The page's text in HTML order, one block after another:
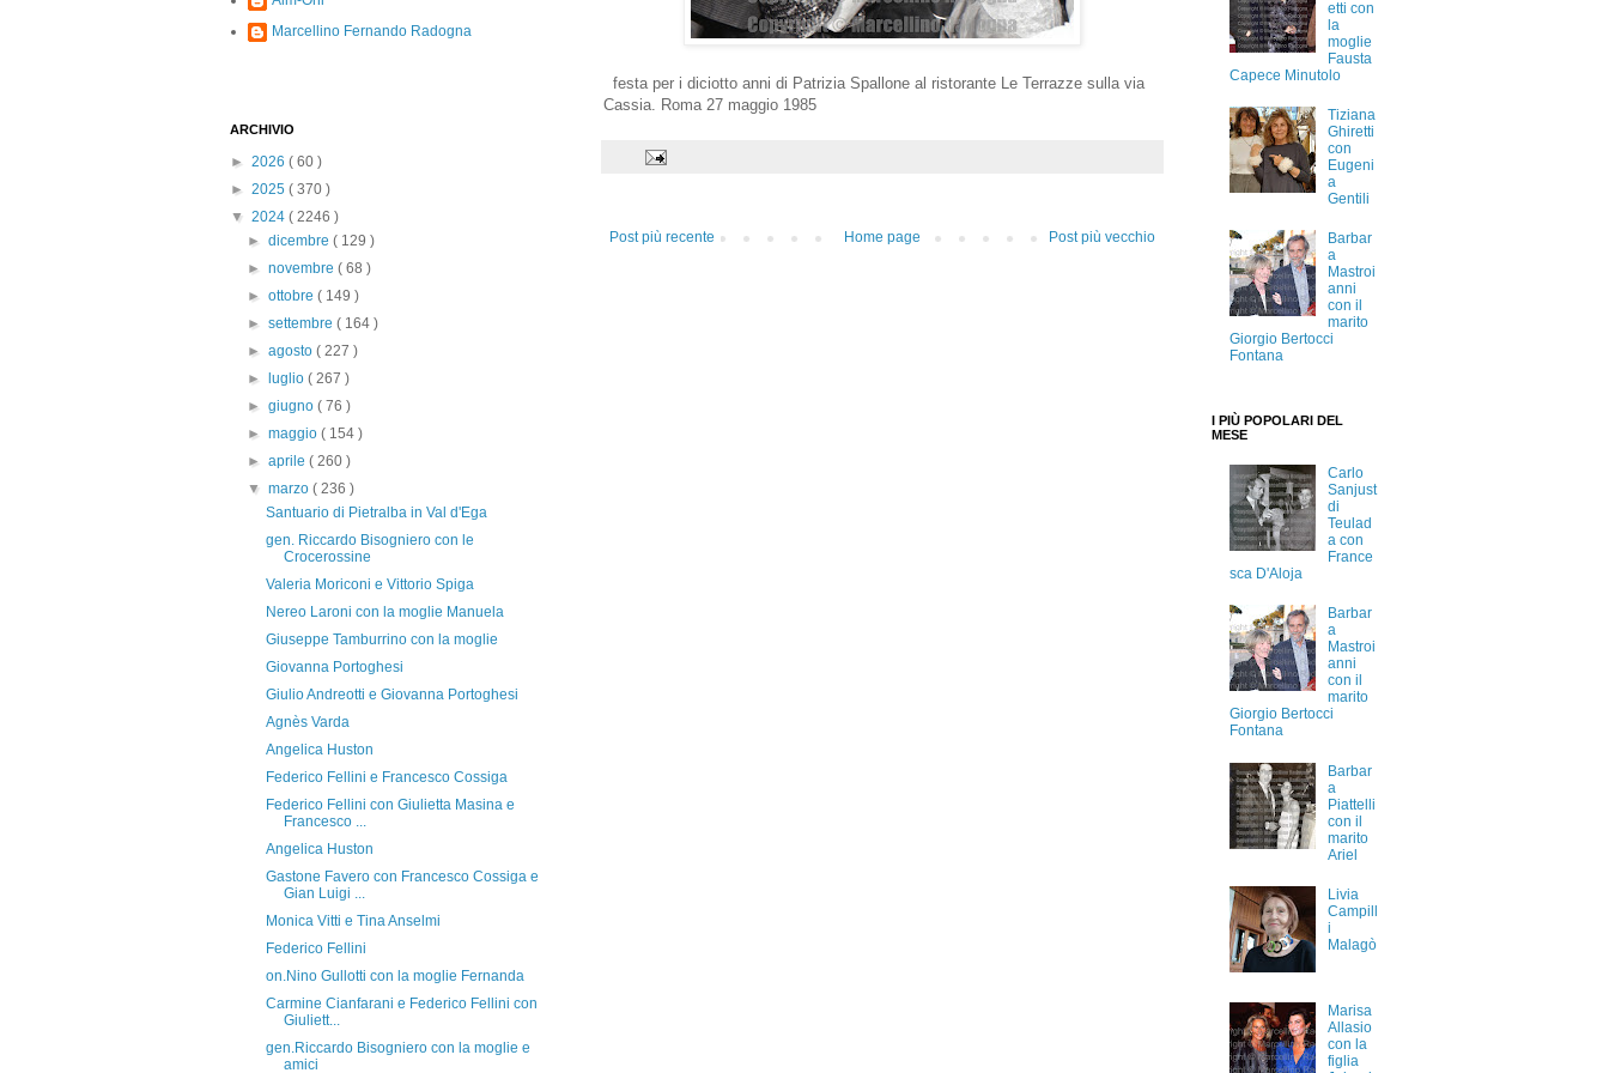
festa per i diciotto anni di Patrizia Spallone al ristorante Le Terrazze sulla via
Cassia. Roma 27 maggio 1985
Post più recente Post più vecchio
Home page
Marcellino Fernando Radogna
ARCHIVIO
► 2026 ( 60 )
► 2025 ( 370 )
▼ 2024 ( 2246 )
►dicembre( 129 )
►novembre( 68 )
►ottobre( 149 )
►settembre( 164 )
►agosto( 227 )
►
luglio( 267 )
►giugno( 76 )
►maggio( 154 )
►aprile( 260 )
▼marzo( 236 )
Santuario di Pietralba in Val d'Ega
gen. Riccardo Bisogniero con le
Crocerossine
Valeria Moriconi e Vittorio Spiga
Nereo Laroni con la moglie Manuela
Giuseppe Tamburrino con la moglie
Giovanna Portoghesi
Giulio Andreotti e Giovanna Portoghesi
Agnès Varda
Angelica Huston
Federico Fellini e Francesco Cossiga
Federico Fellini con Giulietta Masina e
Francesco ...
Angelica Huston
Gastone Favero con Francesco Cossiga e
Gian Luigi ...
Monica Vitti e Tina Anselmi
Federico Fellini
on.Nino Gullotti con la moglie Fernanda
Carmine Cianfarani e Federico Fellini con
Giuliett...
gen.Riccardo Bisogniero con la moglie e
amici
etti con
la
moglie
Fausta
Capece Minutolo
Tiziana
Ghiretti
con
Eugeni
a
Gentili
Barbar
a
Mastroi
anni
con il
marito
Giorgio Bertocci
Fontana
I PIÙ POPOLARI DEL
MESE
Carlo
Sanjust
di
Teulad
a con
France
sca D'Aloja
Barbar
a
Mastroi
anni
con il
marito
Giorgio Bertocci
Fontana
Barbar
a
Piattelli
con il
marito
Ariel
Livia
Campill
i
Malagò
Marisa
Allasio
con la
figlia